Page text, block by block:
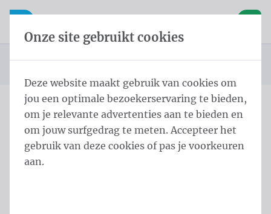
Inhoud overslaan
Taalkeuze overslaan
Open mobiele navigatie
Startpagina
Producten
Protocol Burgemeestersjerp
Overslaan categories
Burgemeestersjerp
Onze site gebruikt cookies
Deze website maakt gebruik van cookies om
jou een optimale bezoekerservaring te bieden,
om je relevante advertenties aan te bieden en
om jouw surfgedrag te meten. Accepteer het
gebruik van deze cookies of pas je voorkeuren
aan.